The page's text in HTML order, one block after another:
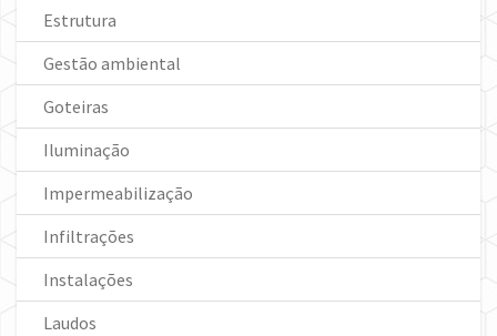
Estrutura
Gestão ambiental
Goteiras
Iluminação
Impermeabilização
Infiltrações
Instalações
Laudos